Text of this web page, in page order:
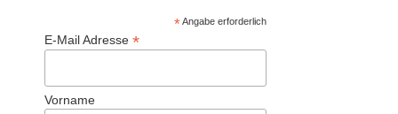
*Angabe erforderlich
E-Mail Adresse *
Vorname